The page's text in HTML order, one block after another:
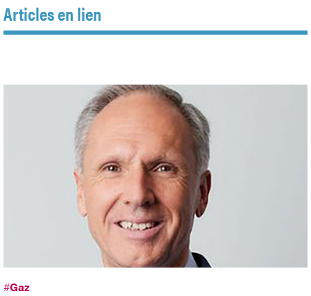
Articles en lien
#Gaz